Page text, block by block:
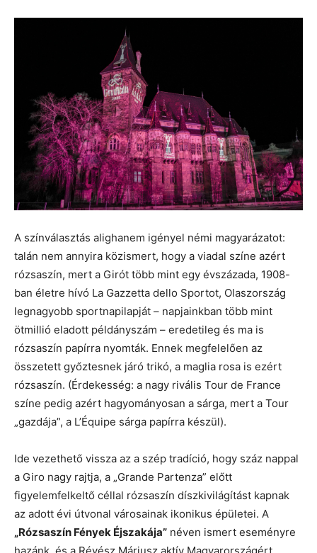
A színválasztás alighanem igényel némi magyarázatot:
talán nem annyira közismert, hogy a viadal színe azért
rózsaszín, mert a Girót több mint egy évszázada, 1908-
ban életre hívó La Gazzetta dello Sportot, Olaszország
legnagyobb sportnapilapját – napjainkban több mint
ötmillió eladott példányszám – eredetileg és ma is
rózsaszín papírra nyomták. Ennek megfelelően az
összetett győztesnek járó trikó, a maglia rosa is ezért
rózsaszín. (Érdekesség: a nagy rivális Tour de France
színe pedig azért hagyományosan a sárga, mert a Tour
„gazdája”, a L’Équipe sárga papírra készül).
Ide vezethető vissza az a szép tradíció, hogy száz nappal
a Giro nagy rajtja, a „Grande Partenza” előtt
figyelemfelkeltő céllal rózsaszín díszkivilágítást kapnak
az adott évi útvonal városainak ikonikus épületei. A
„Rózsaszín Fények Éjszakája” néven ismert eseményre